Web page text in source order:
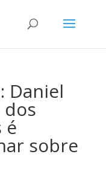
Daniel
é
sobre